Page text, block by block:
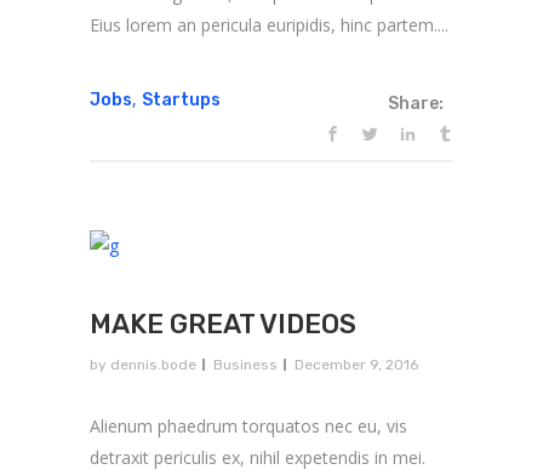
Eius lorem an pericula euripidis, hinc partem....
Jobs, Startups Share:
MAKE GREAT VIDEOS
by dennis.bode Business December 9, 2016
Alienum phaedrum torquatos nec eu, vis
detraxit periculis ex, nihil expetendis in mei.